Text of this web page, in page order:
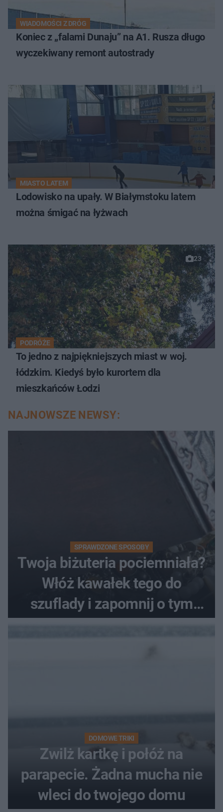
WIADOMOŚCI Z DRÓG
Koniec z „falami Dunaju” na A1. Rusza długo
wyczekiwany remont autostrady
MIASTO LATEM
Lodowisko na upały. W Białymstoku latem
można śmigać na łyżwach
23
PODRÓŻE
To jedno z najpiękniejszych miast w woj.
łódzkim. Kiedyś było kurortem dla
mieszkańców Łodzi
NAJNOWSZE NEWSY:
SPRAWDZONE SPOSOBY
Twoja biżuteria pociemniała?
Włóż kawałek tego do
szuflady i zapomnij o tym
problemie. Sposób na
DOMOWE TRIKI
Zwilż kartkę i połóż na
parapecie. Żadna mucha nie
wleci do twojego domu